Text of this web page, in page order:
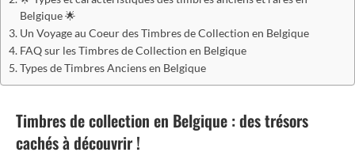
Belgique 🌟
Un Voyage au Coeur des Timbres de Collection en Belgique
FAQ sur les Timbres de Collection en Belgique
Types de Timbres Anciens en Belgique
Timbres de collection en Belgique : des trésors
cachés à découvrir !